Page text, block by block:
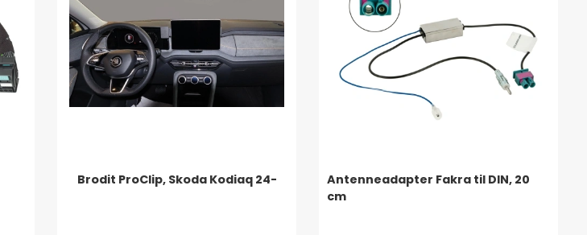
Brodit ProClip, Skoda Kodiaq 24-
Antenneadapter Fakra til DIN, 20
cm